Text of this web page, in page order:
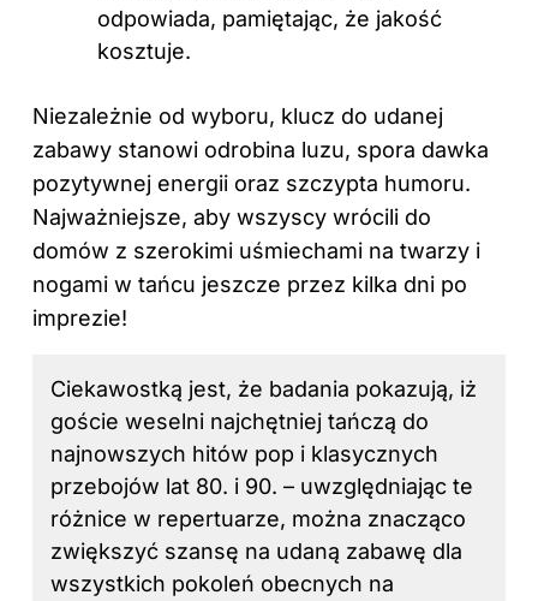
odpowiada, pamiętając, że jakość
kosztuje.
Niezależnie od wyboru, klucz do udanej
zabawy stanowi odrobina luzu, spora dawka
pozytywnej energii oraz szczypta humoru.
Najważniejsze, aby wszyscy wrócili do
domów z szerokimi uśmiechami na twarzy i
nogami w tańcu jeszcze przez kilka dni po
imprezie!
Ciekawostką jest, że badania pokazują, iż
goście weselni najchętniej tańczą do
najnowszych hitów pop i klasycznych
przebojów lat 80. i 90. – uwzględniając te
różnice w repertuarze, można znacząco
zwiększyć szansę na udaną zabawę dla
wszystkich pokoleń obecnych na